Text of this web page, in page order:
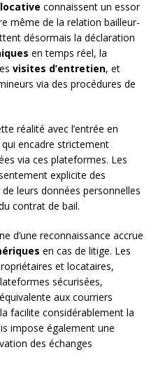
connaissent un essor
même de la relation bailleur-
désormais la déclaration
en temps réel, la
visites d’entretien, et
via des procédures de
réalité avec l’entrée en
qui encadre strictement
via ces plateformes. Les
explicite des
leurs données personnelles
contrat de bail.
d’une reconnaissance accrue
en cas de litige. Les
et locataires,
sécurisées,
aux courriers
facilite considérablement la
impose également une
des échanges